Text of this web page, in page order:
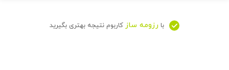
با رزومه ساز کاربوم نتیجه بهتری بگیرید